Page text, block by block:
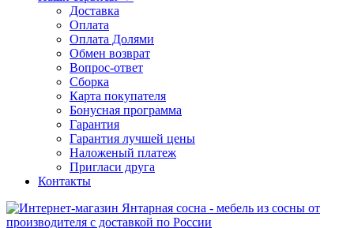
Доставка
Оплата
Оплата Долями
Обмен возврат
Вопрос-ответ
Сборка
Карта покупателя
Бонусная программа
Гарантия
Гарантия лучшей цены
Наложеный платеж
Пригласи друга
Контакты